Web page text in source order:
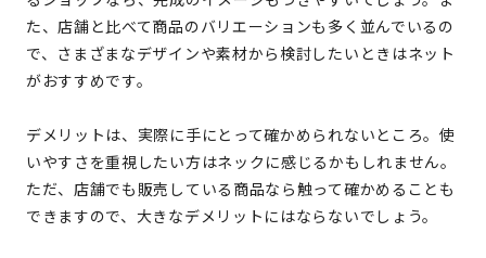
た、店舗と比べて商品のバリエーションも多く並んでいるの
で、さまざまなデザインや素材から検討したいときはネット
がおすすめです。
デメリットは、実際に手にとって確かめられないところ。使
いやすさを重視したい方はネックに感じるかもしれません。
ただ、店舗でも販売している商品なら触って確かめることも
できますので、大きなデメリットにはならないでしょう。